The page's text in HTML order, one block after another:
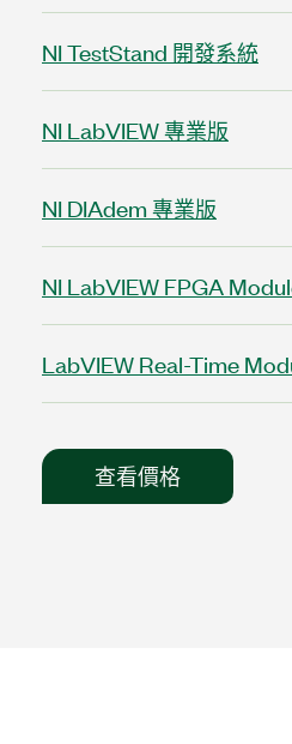
NI TestStand 開發系統
NI LabVIEW 專業版
NI DIAdem 專業版
NI LabVIEW FPGA
LabVIEW Real-Time
查看價格